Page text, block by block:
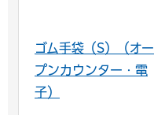
ゴム手袋（S）（オー
プンカウンター・電
子）